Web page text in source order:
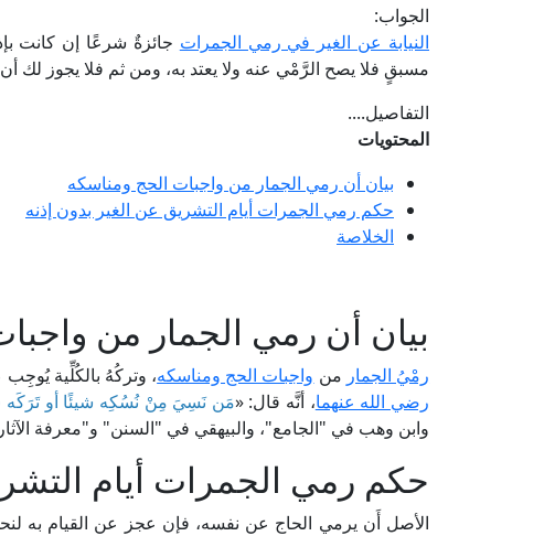
الجواب:
النيابة عن الغير في رمي الجمرات جائزةٌ شرعًا إن كانت
مسبقٍ فلا يصح الرَّمْي عنه ولا يعتد به، ومن ثم فلا يجوز
التفاصيل....
المحتويات
بيان أن رمي الجمار من واجبات الحج ومناسكه
حكم رمي الجمرات أيام التشريق عن الغير بدون إذنه
الخلاصة
بيان أن رمي الجمار من
رمْيُ الجمار من واجبات الحج ومناسكه، وتركُهُ بالكُلِّية
رضي الله عنهما، أنَّه قال: «مَن نَسِيَ مِنْ نُسُكِه شيئًا أو تَرَكَه
وابن وهب في "الجامع"، والبيهقي في "السنن" و"معرفة
حكم رمي الجمرات أيام
الأصل أَن يرمي الحاج عن نفسه، فإن عجز عن القيام به